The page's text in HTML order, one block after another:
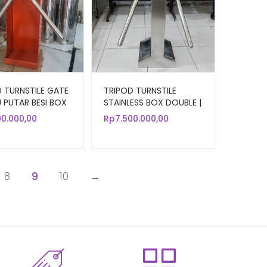
TURNSTILE GATE
BESI BOX
TRIPOD TURNSTILE
STAINLESS BOX DOUBLE |
PINTU ANTRIAN 2 ARAH
Rp7.500.000,00
8 9 10 →